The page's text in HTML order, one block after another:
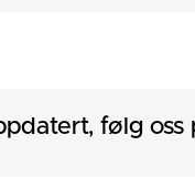
følg oss